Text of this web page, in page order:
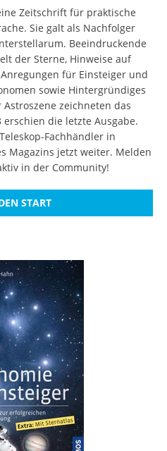
Zeitschrift für praktische
Sie galt als Nachfolger
Beeindruckende
der Sterne, Hinweise auf
für Einsteiger und
sowie Hintergründiges
zeichneten das
die letzte Ausgabe.
Fachhändler in
Magazins jetzt weiter. Melden
in der Community!
START